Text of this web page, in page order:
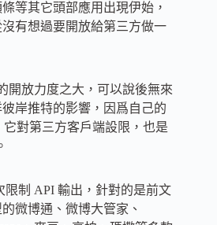
等其它頭部應用出現伊始，
有想過要開放給第三方做一
開放力度之大，可以說後無來
岸推特的影響，因爲自己的
對第三方客戶端設限，也是
限制 API 輸出，針對的是前文
微博通、微博大管家、